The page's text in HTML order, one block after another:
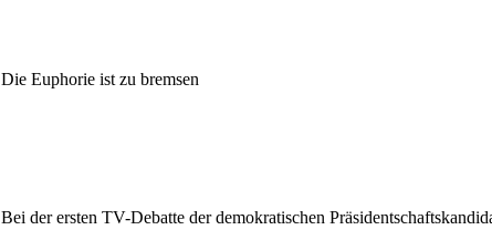
Die Euphorie ist zu bremsen
Bei der ersten TV-Debatte der demokratischen